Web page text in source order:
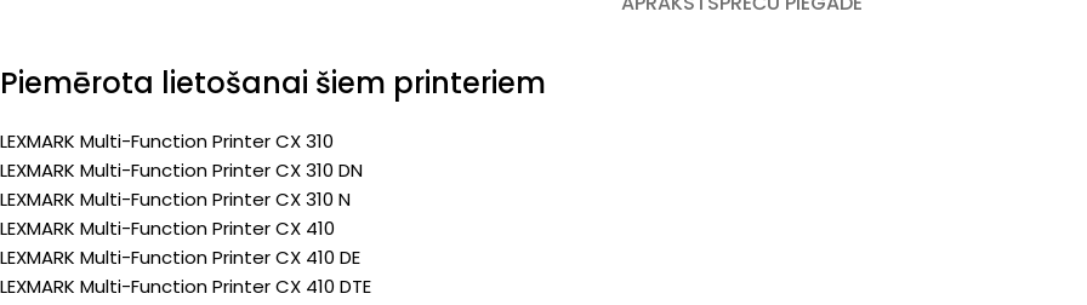
Piemērota lietošanai šiem printeriem
LEXMARK Multi-Function Printer CX 310
LEXMARK Multi-Function Printer CX 310 DN
LEXMARK Multi-Function Printer CX 310 N
LEXMARK Multi-Function Printer CX 410
LEXMARK Multi-Function Printer CX 410 DE
LEXMARK Multi-Function Printer CX 410 DTE